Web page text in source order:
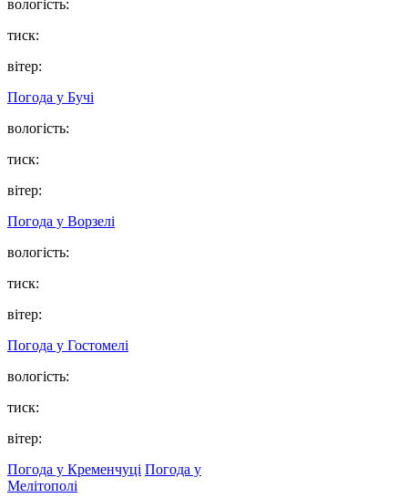
вологість:
тиск:
вітер:
Погода у Бучі
вологість:
тиск:
вітер:
Погода у Ворзелі
вологість:
тиск:
вітер:
Погода у Гостомелі
вологість:
тиск:
вітер:
Погода у Кременчуці Погода у
Мелітополі